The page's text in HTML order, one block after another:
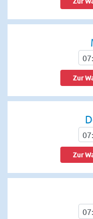
Zur
Zur